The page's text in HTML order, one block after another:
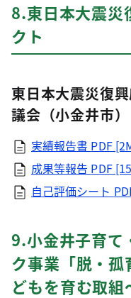
8.東日本大震災
クト
東日本大震災復
議会（小金井市）
実績報告書 PDF
成果等報告 PDF
自己評価シート
9.小金井子育て
ク事業「脱・
どもを育む取組